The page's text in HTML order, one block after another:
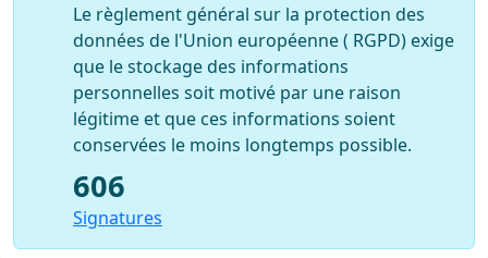
Le règlement général sur la protection des
données de l'Union européenne ( RGPD) exige
que le stockage des informations
personnelles soit motivé par une raison
légitime et que ces informations soient
conservées le moins longtemps possible.
606
Signatures